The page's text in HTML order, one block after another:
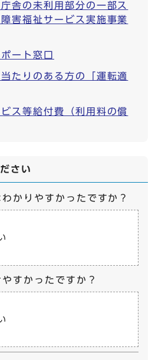
舎の未利用部分の一部ス
害福祉サービス実施事業
ート窓口
たりのある方の「運転適
ス等給付費（利用料の償
さい
かりやすかったですか？
すかったですか？